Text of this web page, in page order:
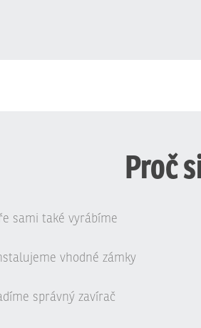
Proč
sami také vyrábíme
vhodné zámky
správný zavírač